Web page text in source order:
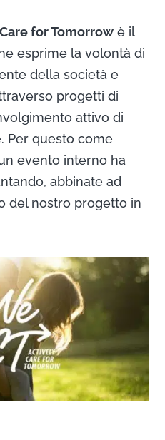
for Tomorrow è il
esprime la volontà di
della società e
progetti di
attivo di
Per questo come
evento interno ha
abbinate ad
del nostro progetto in